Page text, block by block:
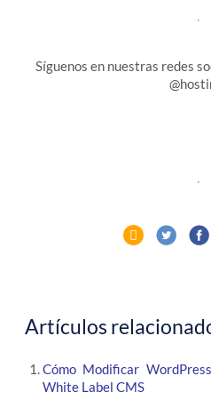
Síguenos en nuestras redes
Artículos
Cómo Modificar
White Label CMS